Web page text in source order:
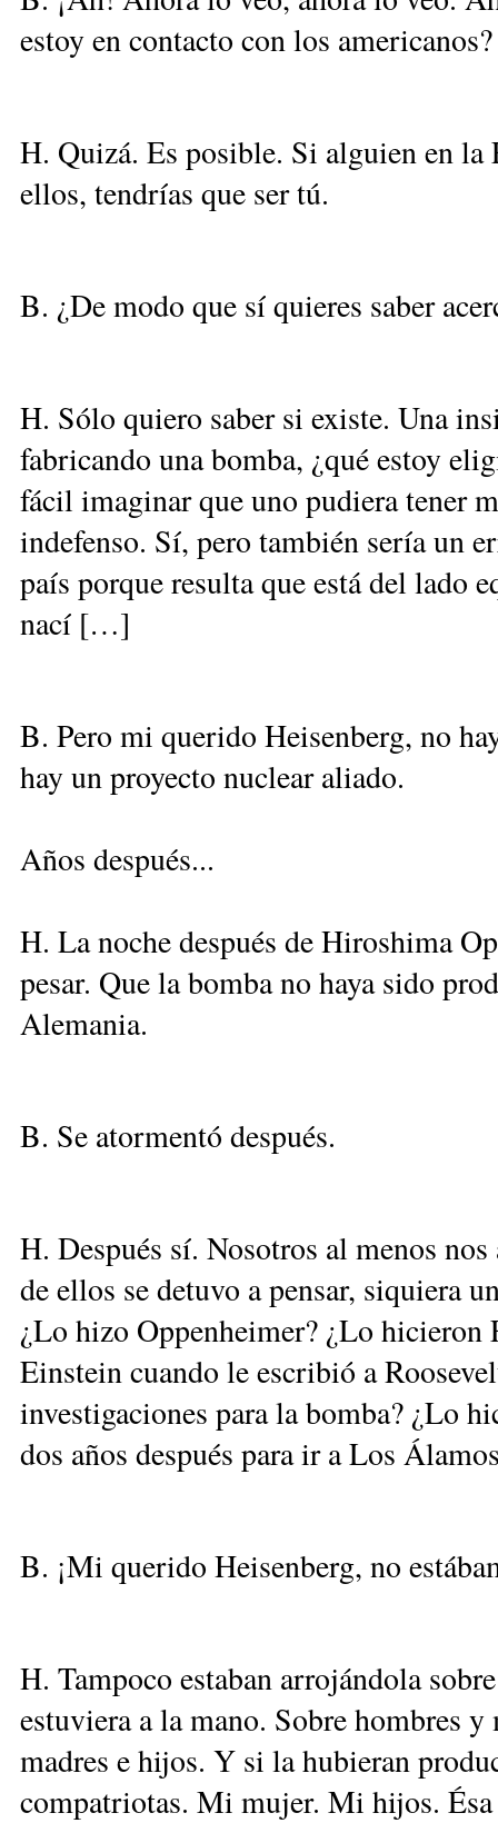
estoy en contacto con los americanos?
H. Quizá. Es posible. Si alguien en la
ellos, tendrías que ser tú.
B. ¿De modo que sí quieres saber
H. Sólo quiero saber si existe. Una
fabricando una bomba, ¿qué estoy
fácil imaginar que uno pudiera tener
indefenso. Sí, pero también sería un
país porque resulta que está del lado
nací […]
B. Pero mi querido Heisenberg, no
hay un proyecto nuclear aliado.
Años después...
H. La noche después de Hiroshima
pesar. Que la bomba no haya sido
Alemania.
B. Se atormentó después.
H. Después sí. Nosotros al menos
de ellos se detuvo a pensar, siquiera
¿Lo hizo Oppenheimer? ¿Lo
Einstein cuando le escribió a
investigaciones para la bomba? ¿Lo
dos años después para ir a Los
B. ¡Mi querido Heisenberg, no
H. Tampoco estaban arrojándola
estuviera a la mano. Sobre hombres
madres e hijos. Y si la hubieran
compatriotas. Mi mujer. Mi hijos.